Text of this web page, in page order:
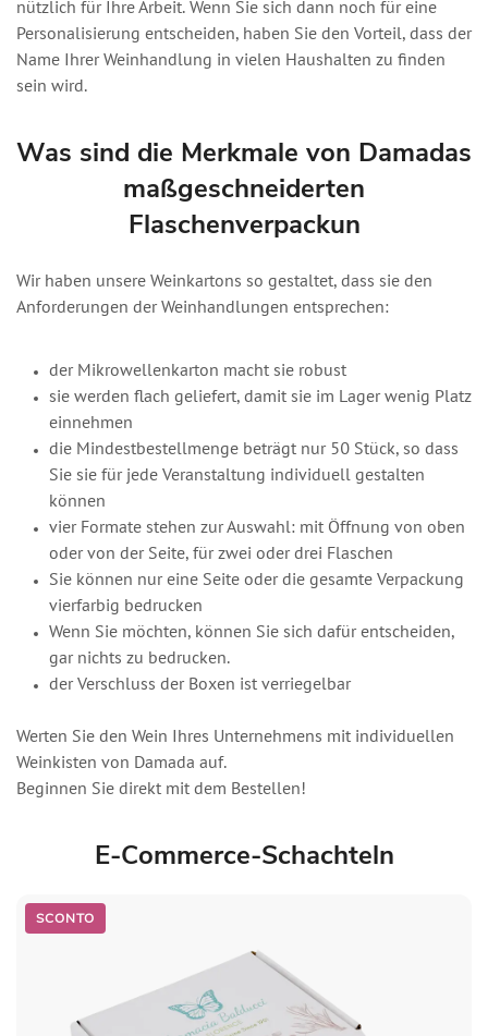
nützlich für Ihre Arbeit. Wenn Sie sich dann noch für eine
Personalisierung entscheiden, haben Sie den Vorteil, dass der
Name Ihrer Weinhandlung in vielen Haushalten zu finden
sein wird.
Was sind die Merkmale von Damadas
maßgeschneiderten
Flaschenverpackun
Wir haben unsere Weinkartons so gestaltet, dass sie den
Anforderungen der Weinhandlungen entsprechen:
der Mikrowellenkarton macht sie robust
sie werden flach geliefert, damit sie im Lager wenig Platz
einnehmen
die Mindestbestellmenge beträgt nur 50 Stück, so dass
Sie sie für jede Veranstaltung individuell gestalten
können
vier Formate stehen zur Auswahl: mit Öffnung von oben
oder von der Seite, für zwei oder drei Flaschen
Sie können nur eine Seite oder die gesamte Verpackung
vierfarbig bedrucken
Wenn Sie möchten, können Sie sich dafür entscheiden,
gar nichts zu bedrucken.
der Verschluss der Boxen ist verriegelbar
Werten Sie den Wein Ihres Unternehmens mit individuellen
Weinkisten von Damada auf.
Beginnen Sie direkt mit dem Bestellen!
E-Commerce-Schachteln
SCONTO